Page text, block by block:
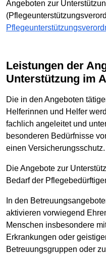
Angeboten zur
Leistungen der Angebote zur
Unterstützung im
Die in den Angeboten
Helferinnen und Helfer
fachlich angeleitet und
besonderen Bedürfnisse
einen Versicherungsschutz.
Die Angebote zur
Bedarf der
In den
aktivieren vorwiegend
Menschen insbesondere
Erkrankungen oder
Betreuungsgruppen oder